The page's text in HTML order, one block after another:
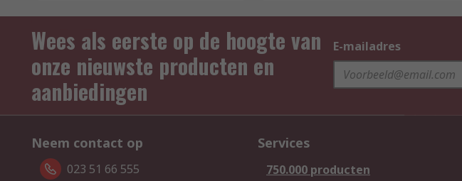
Wees als eerste op de hoogte van
onze nieuwste producten en
aanbiedingen
E-mailadres
Neem contact op
023 51 66 555
Services
750.000 producten